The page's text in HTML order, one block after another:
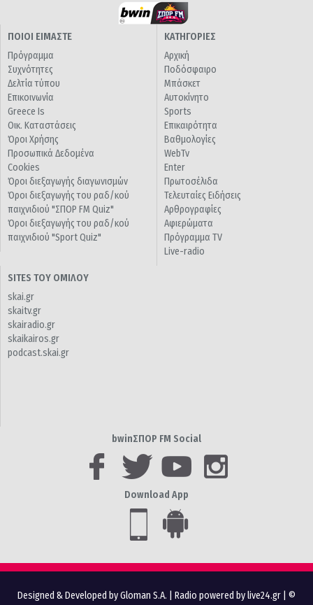
ΠΟΙΟΙ ΕΙΜΑΣΤΕ
Πρόγραμμα
Συχνότητες
Δελτία τύπου
Επικοινωνία
Greece Is
Οικ. Καταστάσεις
Όροι Χρήσης
Προσωπικά Δεδομένα
Cookies
Όροι διεξαγωγής διαγωνισμών
Όροι διεξαγωγής του ραδ/κού
παιχνιδιού "ΣΠΟΡ FM Quiz"
Όροι διεξαγωγής του ραδ/κού
παιχνιδιού "Sport Quiz"
ΚΑΤΗΓΟΡΙΕΣ
Αρχική
Ποδόσφαιρο
Μπάσκετ
Αυτοκίνητο
Sports
Επικαιρότητα
Βαθμολογίες
WebTv
Enter
Πρωτοσέλιδα
Τελευταίες Ειδήσεις
Αρθρογραφίες
Αφιερώματα
Πρόγραμμα TV
Live-radio
SITES ΤΟΥ ΟΜΙΛΟΥ
skai.gr
skaitv.gr
skairadio.gr
skaikairos.gr
podcast.skai.gr
bwinΣΠΟΡ FM Social
Download App
Designed & Developed by Gloman S.A. Radio powered by live24.gr | ©